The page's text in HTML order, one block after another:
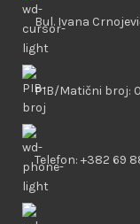
Bul. Ivana
PIB/Matični broj:
Telefon: +382 69